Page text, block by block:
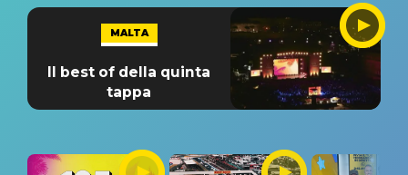
MALTA
Il best of della quinta
tappa